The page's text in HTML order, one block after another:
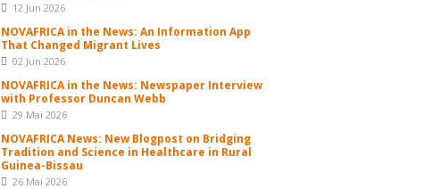
12 Jun 2026
NOVAFRICA in the News: An Information App
That Changed Migrant Lives
02 Jun 2026
NOVAFRICA in the News: Newspaper Interview
with Professor Duncan Webb
29 Mai 2026
NOVAFRICA News: New Blogpost on Bridging
Tradition and Science in Healthcare in Rural
Guinea-Bissau
26 Mai 2026